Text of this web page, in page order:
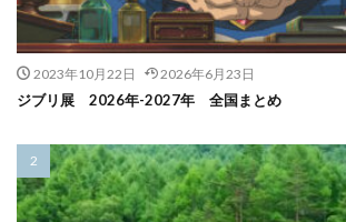
2023年10月22日 2026年6月23日
ジブリ展 2026年-2027年 全国まとめ